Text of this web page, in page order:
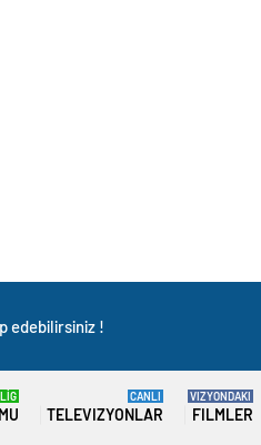
edebilirsiniz !
LİG
TELEVIZYONLAR
CANLI
FILMLER
VIZYONDAKI